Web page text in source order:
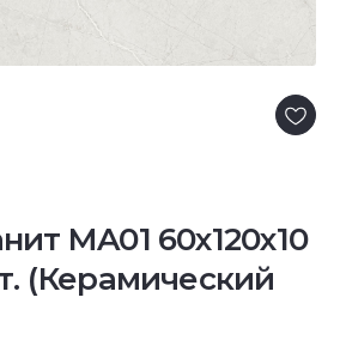
MA01 60x120х10
(Керамический